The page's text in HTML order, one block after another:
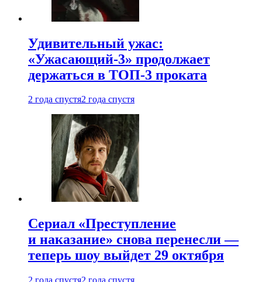
Удивительный ужас:
«Ужасающий-3» продолжает
держаться в ТОП-3 проката
2 года спустя2 года спустя
Сериал «Преступление
и наказание» снова перенесли —
теперь шоу выйдет 29 октября